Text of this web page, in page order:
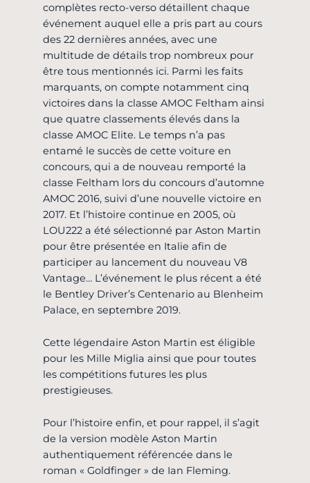
complètes recto-verso détaillent chaque
événement auquel elle a pris part au cours
des 22 dernières années, avec une
multitude de détails trop nombreux pour
être tous mentionnés ici. Parmi les faits
marquants, on compte notamment cinq
victoires dans la classe AMOC Feltham ainsi
que quatre classements élevés dans la
classe AMOC Elite. Le temps n’a pas
entamé le succès de cette voiture en
concours, qui a de nouveau remporté la
classe Feltham lors du concours d’automne
AMOC 2016, suivi d’une nouvelle victoire en
2017. Et l’histoire continue en 2005, où
LOU222 a été sélectionné par Aston Martin
pour être présentée en Italie afin de
participer au lancement du nouveau V8
Vantage… L’événement le plus récent a été
le Bentley Driver’s Centenario au Blenheim
Palace, en septembre 2019.
Cette légendaire Aston Martin est éligible
pour les Mille Miglia ainsi que pour toutes
les compétitions futures les plus
prestigieuses.
Pour l’histoire enfin, et pour rappel, il s’agit
de la version modèle Aston Martin
authentiquement référencée dans le
roman « Goldfinger » de Ian Fleming.